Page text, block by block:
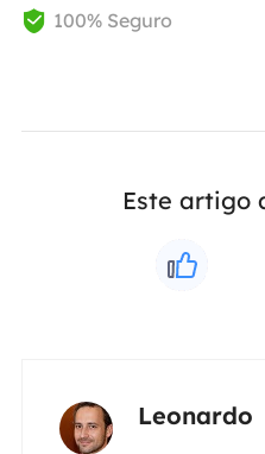
 100% Seguro
Este artigo
Leonardo